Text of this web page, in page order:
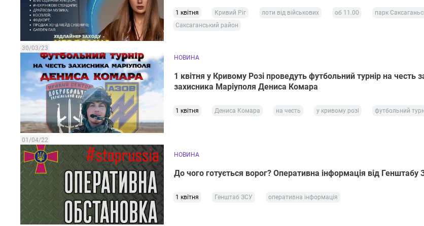
1 квітня Кривий Ріг лоти від військових об 11.00
парк
Саксаганський район
30/03/23
НОВИНА
1 квітня у Кривому Розі проведуть футбольний турнір на честь
захисника Маріуполя Дениса Комара
1 квітня Дениса Комара на честь у кривому розі футбольний
01/04/22
НОВИНА
До чого готується ворог? Оперативна інформація від Генштабу
1 квітня Генштаб ЗСУ оперативна інформація